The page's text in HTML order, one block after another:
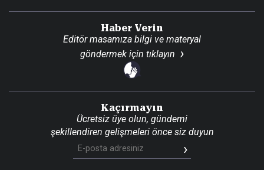
Haber Verin
Editör masamıza bilgi ve materyal
göndermek için tıklayın
Kaçırmayın
Ücretsiz üye olun, gündemi
şekillendiren gelişmeleri önce siz duyun